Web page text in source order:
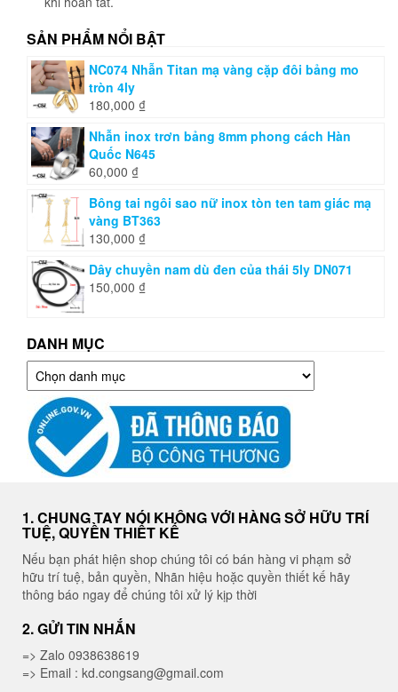
SẢN PHẨM NỔI BẬT
NC074 Nhẫn Titan mạ vàng cặp đôi bảng mo
tròn 4ly
180,000 ₫
Nhẫn inox trơn bảng 8mm phong cách Hàn
Quốc N645
60,000 ₫
Bông tai ngôi sao nữ inox tòn ten tam giác mạ
vàng BT363
130,000 ₫
Dây chuyền nam dù đen của thái 5ly DN071
150,000 ₫
DANH MỤC
Danh
mục
1. CHUNG TAY NÓI KHÔNG VỚI HÀNG SỞ HỮU TRÍ
TUỆ, QUYỀN THIẾT KẾ
Nếu bạn phát hiện shop chúng tôi có bán hàng vi phạm sở
hữu trí tuệ, bản quyền, Nhãn hiệu hoặc quyền thiết kế hãy
thông báo ngay để chúng tôi xử lý kịp thời
2. GỬI TIN NHẮN
=> Zalo 0938638619
=> Email : kd.congsang@gmail.com